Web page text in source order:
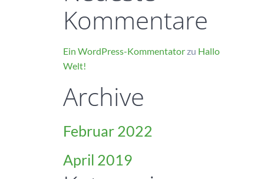
Kommentare
Ein WordPress-Kommentatorzu Hallo
Welt!
Archive
Februar 2022
April 2019